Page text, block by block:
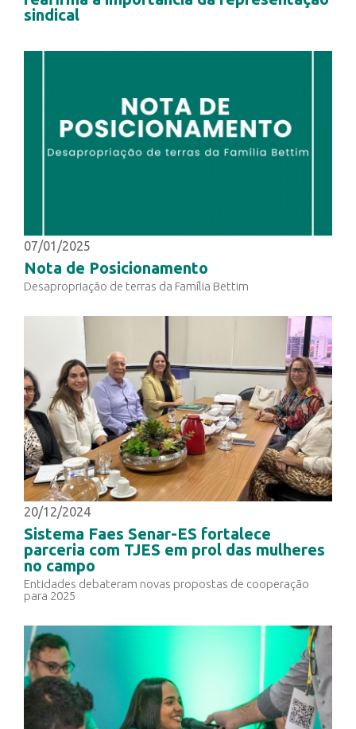
sindical
07/01/2025
Nota de Posicionamento
Desapropriação de terras da Família Bettim
20/12/2024
Sistema Faes Senar-ES fortalece
parceria com TJES em prol das mulheres
no campo
Entidades debateram novas propostas de cooperação
para 2025